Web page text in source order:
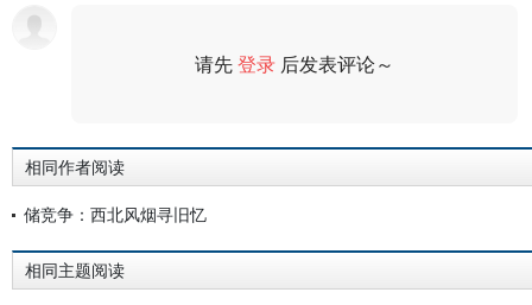
请先登录 后发表评论～
相同作者阅读
储竞争：西北风烟寻旧忆
相同主题阅读